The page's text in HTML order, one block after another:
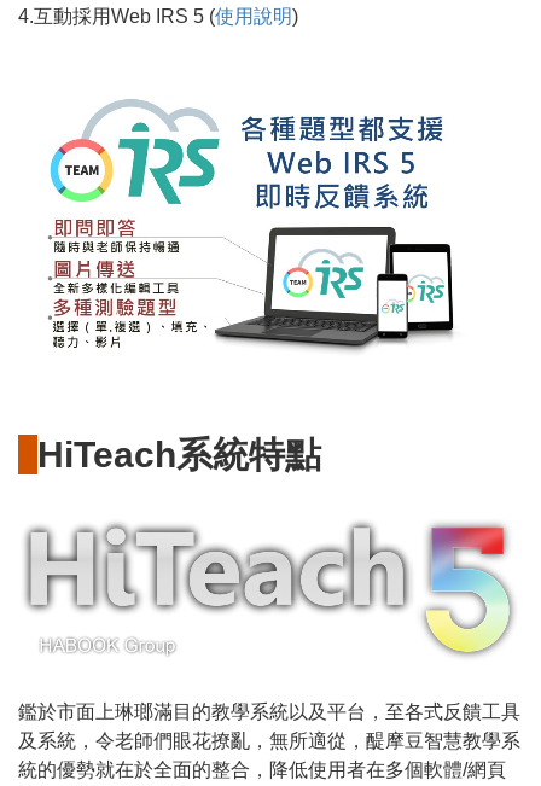
4.互動採用Web IRS 5 (使用說明)
HiTeach系統特點
鑑於市面上琳瑯滿目的教學系統以及平台，至各式反饋工具
及系統，令老師們眼花撩亂，無所適從，醍摩豆智慧教學系
統的優勢就在於全面的整合，降低使用者在多個軟體/網頁